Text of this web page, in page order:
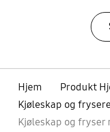
Hjem
Produkt
Kjøleskap og frysere
Kjøleskap og fryser